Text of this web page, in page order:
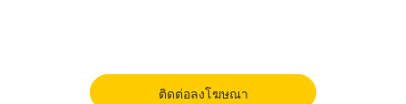
ติดต่อลงโฆษณา